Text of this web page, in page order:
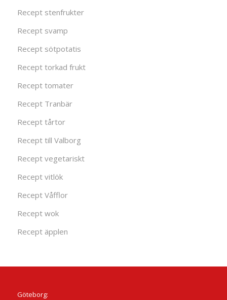
Recept stenfrukter
Recept svamp
Recept sötpotatis
Recept torkad frukt
Recept tomater
Recept Tranbär
Recept tårtor
Recept till Valborg
Recept vegetariskt
Recept vitlök
Recept Våfflor
Recept wok
Recept äpplen
Göteborg: